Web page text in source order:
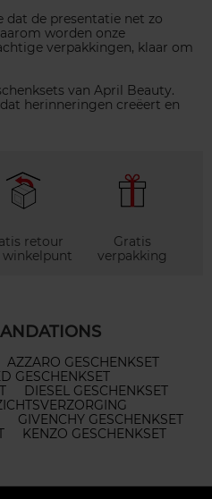
de presentatie net zo
worden onze
verpakkingen, klaar om
van April Beauty.
herinneringen creëert en
retour
winkelpunt
Gratis
verpakking
AZZARO GESCHENKSET
GESCHENKSET
DIESEL GESCHENKSET
GIVENCHY GESCHENKSET
KENZO GESCHENKSET